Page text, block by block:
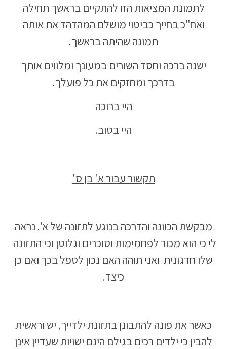
לתמונת המציאות הזו להתקיים בראשך תחילה
ואח"כ בחייך כביטוי מושלם המהדהד את אותה
תמונה שהיתה בראשך.
ישנה ברכה וחסד השורים במעונך ומלווים אותך
בדרכך ומחזקים את כל פועלך.
היי ברוכה
היי בטוב.
תקשור עבור א' בן ס'
מבקשת הכוונה והדרכה בנוגע לתזונה של א'. נראה
לי כי הוא מכור לפחמימות וסוכרים וגלוטן וכי התזונה
שלו חדגונית ואני תוהה האם נכון לטפל בכך ואם כן
כיצד.
כאשר את פונה להתבונן בתזונת ילדייך, יש וראשית
להבין כי ילדים רכים בגילם הינם ישויות שעדיין אינן